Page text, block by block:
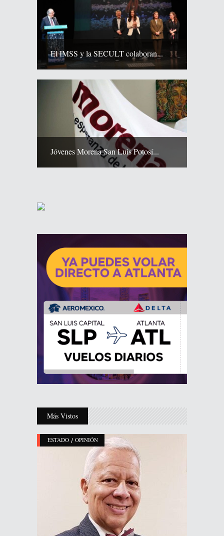
El IMSS y la SECULT colaboran...
Jóvenes Morena San Luis Potosí...
Más Vistos
ESTADO / OPINIÓN